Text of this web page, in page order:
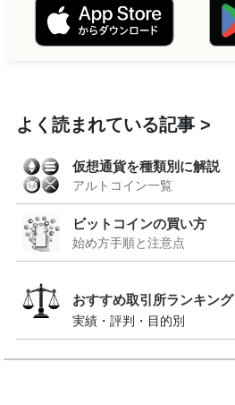
よく読まれている記事
仮想通貨を種類別に解説
アルトコイン一覧
ビットコインの買い方
始め方手順と注意点
おすすめ取引所ランキング
実績・評判・目的別